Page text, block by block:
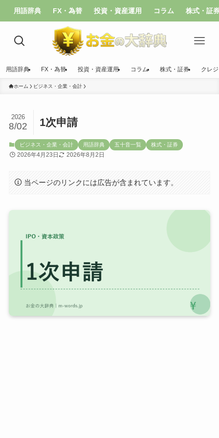
用語辞典 FX・為替 投資・資産運用 コラム 株式・証
用語辞典 FX・為替 投資・資産運用 コラム 株式・証券 クレ
ホーム ビジネス・企業・会計
1次申請
2026
8/02
ビジネス・企業・会計 用語辞典 五十音一覧 株式・証券
2026年4月23日 2026年8月2日
当ページのリンクには広告が含まれています。